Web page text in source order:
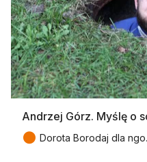
Andrzej Górz. Myślę o
● Dorota Borodaj dla